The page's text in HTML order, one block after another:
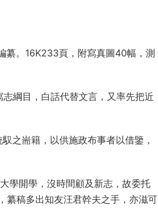
纂。16K233頁，附寫真圖40幅，測
綱目，白話代替文言，又率先把近
之耑籍，以供施政布事者以借鑒，
學開學，沒時間顧及新志，故委托
纂稿多出知友汪君幹夫之手，亦滋可